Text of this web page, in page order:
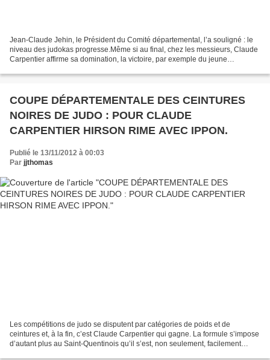
Jean-Claude Jehin, le Président du Comité départemental, l’a souligné : le
niveau des judokas progresse.Même si au final, chez les messieurs, Claude
Carpentier affirme sa domination, la victoire, par exemple du jeune
COUPE DÉPARTEMENTALE DES CEINTURES
NOIRES DE JUDO : POUR CLAUDE
CARPENTIER HIRSON RIME AVEC IPPON.
Publié le 13/11/2012 à 00:03
Par jjthomas
Les compétitions de judo se disputent par catégories de poids et de
ceintures et, à la fin, c’est Claude Carpentier qui gagne. La formule s’impose
d’autant plus au Saint-Quentinois qu’il s’est, non seulement, facilement